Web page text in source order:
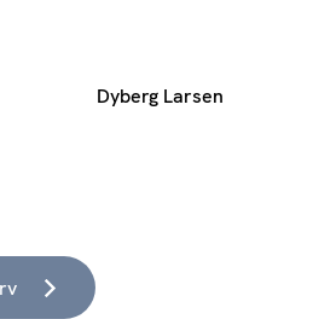
Dyberg Larsen